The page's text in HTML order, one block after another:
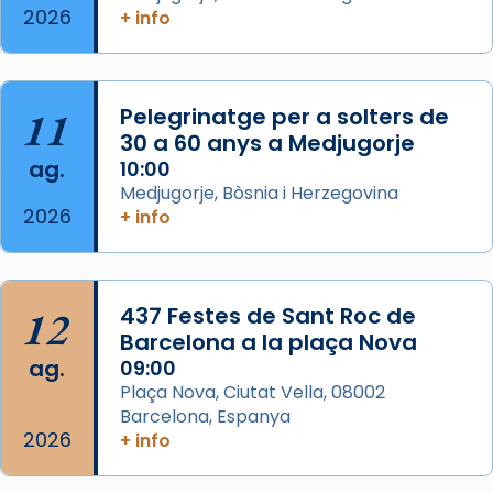
col·laboradors, a la Catedral de Barcelona.
L’arquebisbe de Barcelona, el cardenal Joan
Josep Omella, ha presidit la missa i l’ha
concelebrat el bisbe auxiliar de Barcelona,
Mons. David Abadías.
📸 Dr. G. Simón
Photo
View on Facebook · Share
Arquebisbat de Barcelona
2 weeks ago
Memòria de les santes Juliana i
Semproniana, verges i màrtirs.
Acompanyant la història de sant Cugat, a
partir de l’Edat Mitjana sorgeix la tradició
2026
+ info
11
ag.
2026
Pelegrinatge per a solters de
30 a 60 anys a Medjugorje
10:00
Medjugorje, Bòsnia i Herzegovina
+ info
12
ag.
2026
437 Festes de Sant Roc de
Barcelona a la plaça Nova
09:00
Plaça Nova, Ciutat Vella, 08002
Barcelona, Espanya
+ info